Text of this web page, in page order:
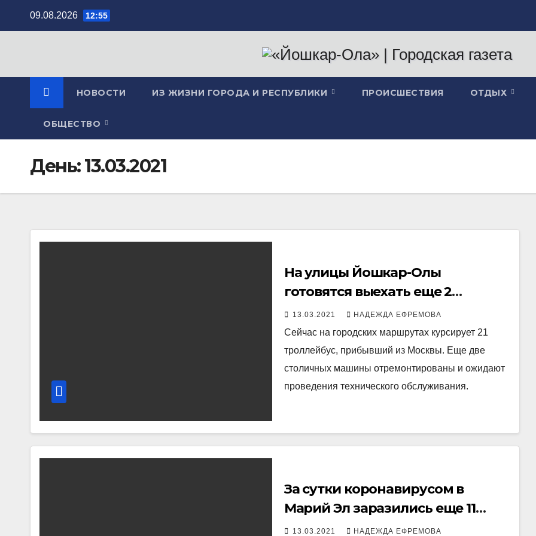
09.08.2026 12:55
НОВОСТИ ИЗ ЖИЗНИ ГОРОДА И РЕСПУБЛИКИ ПРОИСШЕСТВИЯ ОТДЫХ
ОБЩЕСТВО
День:13.03.2021
На улицы Йошкар-Олы
готовятся выехать еще 2
столичных троллейбуса
13.03.2021 НАДЕЖДА ЕФРЕМОВА
Сейчас на городских маршрутах курсирует 21
троллейбус, прибывший из Москвы. Еще две
столичных машины отремонтированы и ожидают
проведения технического обслуживания.
За сутки коронавирусом в
Марий Эл заразились еще 11
пенсионеров
13.03.2021 НАДЕЖДА ЕФРЕМОВА